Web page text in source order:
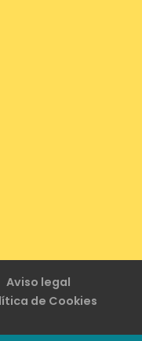
Aviso legal
de Cookies